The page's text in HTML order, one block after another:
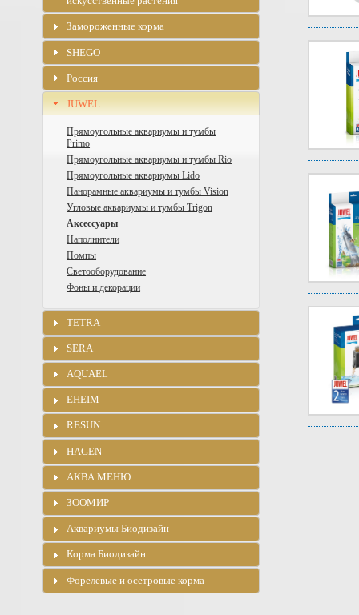
Замороженные корма
SHEGO
Россия
JUWEL
Прямоугольные аквариумы и тумбы
Primo
Прямоугольные аквариумы и тумбы Rio
Прямоугольные аквариумы Lido
Панорамные аквариумы и тумбы Vision
Угловые аквариумы и тумбы Trigon
Аксессуары
Наполнители
Помпы
Светооборудование
Фоны и декорации
TETRA
SERA
AQUAEL
EHEIM
RESUN
HAGEN
АКВА МЕНЮ
ЗООМИР
Аквариумы Биодизайн
Корма Биодизайн
Форелевые и осетровые корма